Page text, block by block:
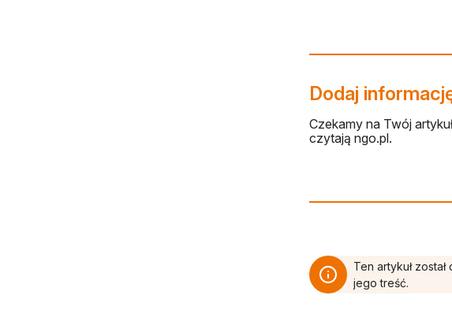
Dodaj
Czekamy na Twój
czytają ngo.pl.
Ten artykuł
jego treść.